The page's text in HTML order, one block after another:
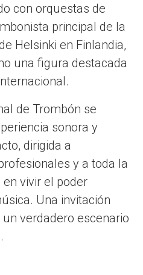
con orquestas de
principal de la
Helsinki en Finlandia,
una figura destacada
de Trombón se
sonora y
dirigida a
y a toda la
vivir el poder
Una invitación
verdadero escenario